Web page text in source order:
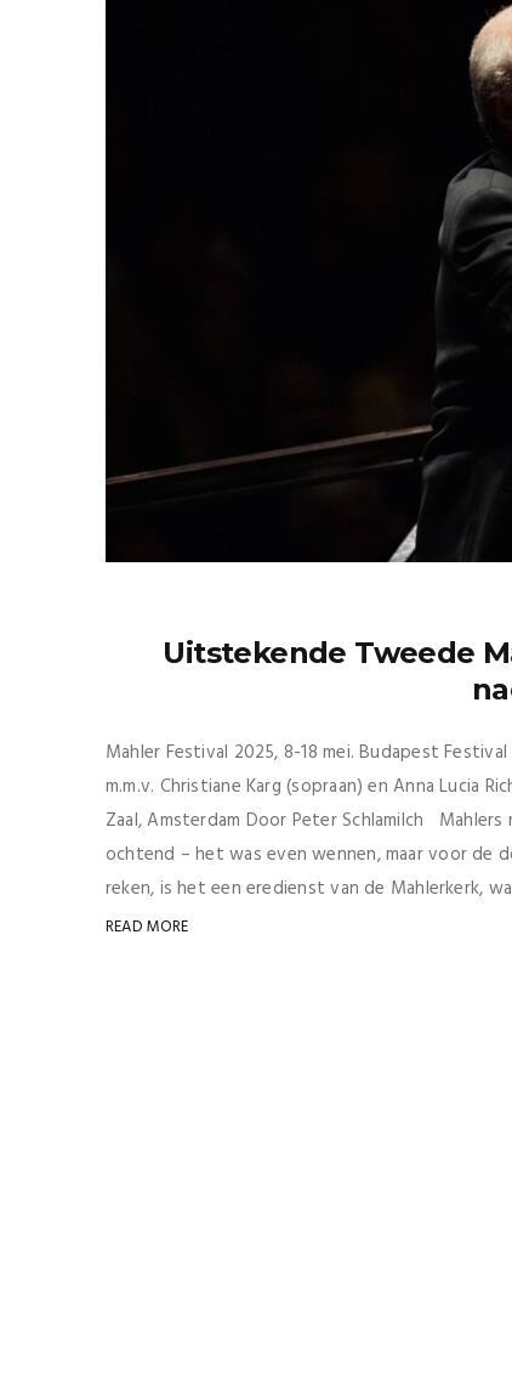
Uitstekende Tweede
Mahler Festival 2025, 8-18 mei. Budapest
m.m.v. Christiane Karg (sopraan) en Anna Lucia
Zaal, Amsterdam Door Peter Schlamilch
ochtend – het was even wennen, maar voor de
reken, is het een eredienst van de Mahlerkerk,
READ MORE